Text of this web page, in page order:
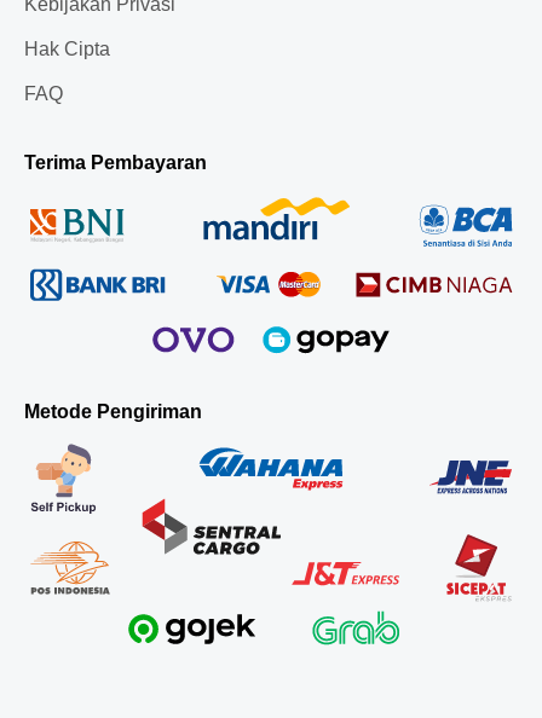
Hak Cipta
FAQ
Terima Pembayaran
Metode Pengiriman